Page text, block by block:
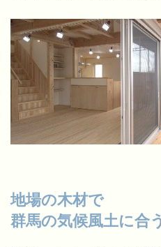
地場の木材で
群馬の気候風土に合う